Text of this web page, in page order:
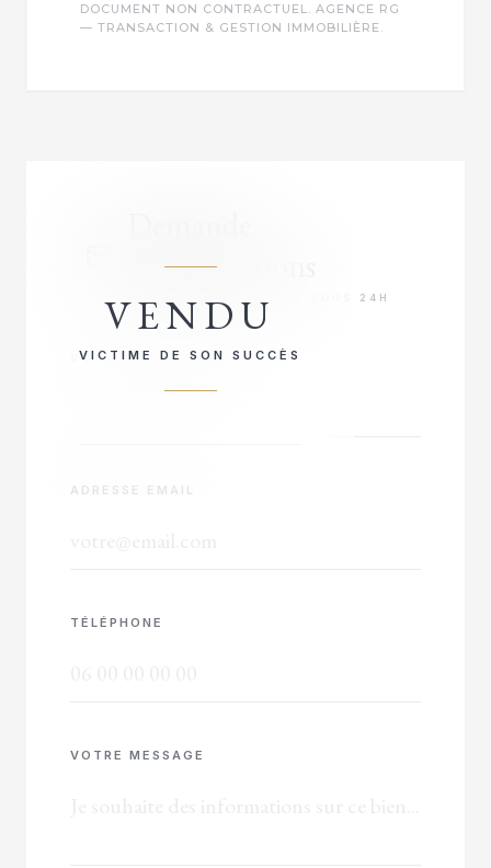
DOCUMENT NON CONTRACTUEL. AGENCE RG
— TRANSACTION & GESTION IMMOBILIÈRE.
VENDU
VICTIME DE SON SUCCÈS
d'informations
RÉPONSE PRIORITAIRE SOUS 24H
VOTRE NOM COMPLET
ADRESSE EMAIL
TÉLÉPHONE
VOTRE MESSAGE